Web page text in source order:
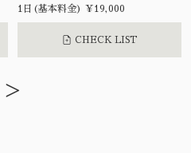
1日(基本料金) ¥19,000
CHECK LIST
>